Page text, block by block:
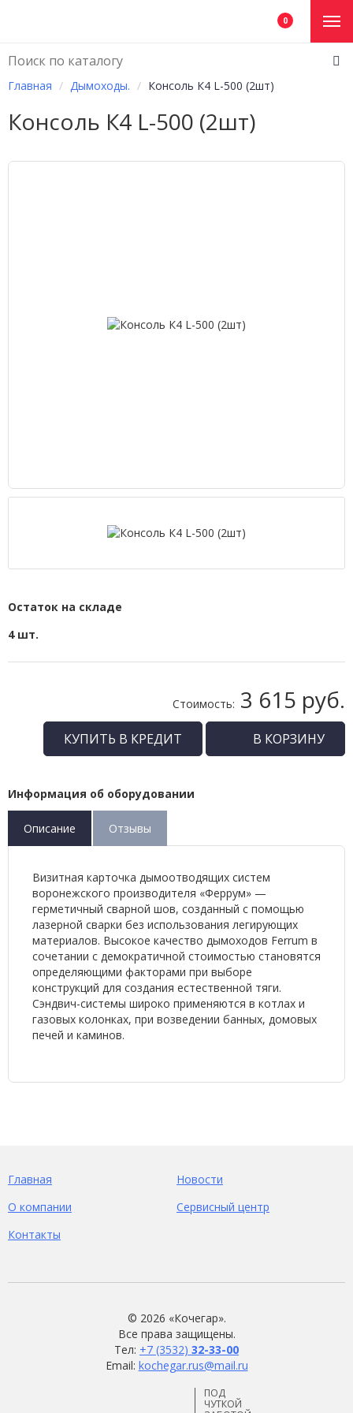
0
Главная Дымоходы. Консоль К4 L-500 (2шт)
Консоль К4 L-500 (2шт)
Остаток на складе
4 шт.
Стоимость: 3 615 руб.
КУПИТЬ В КРЕДИТ В КОРЗИНУ
Информация об оборудовании
Описание Отзывы
Визитная карточка дымоотводящих систем
воронежского производителя «Феррум» —
герметичный сварной шов, созданный с помощью
лазерной сварки без использования легирующих
материалов. Высокое качество дымоходов Ferrum в
сочетании с демократичной стоимостью становятся
определяющими факторами при выборе
конструкций для создания естественной тяги.
Сэндвич-системы широко применяются в котлах и
газовых колонках, при возведении банных, домовых
печей и каминов.
Главная
Новости
О компании
Сервисный центр
Контакты
© 2026 «Кочегар».
Все права защищены.
Тел: +7 (3532) 32-33-00
Email: kochegar.rus@mail.ru
ПОД
ЧУТКОЙ